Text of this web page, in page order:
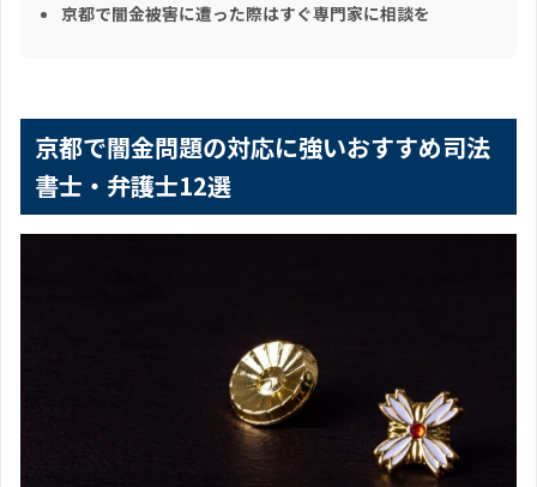
京都で闇金被害に遭った際はすぐ専門家に相談を
京都で闇金問題の対応に強いおすすめ司法
書士・弁護士12選